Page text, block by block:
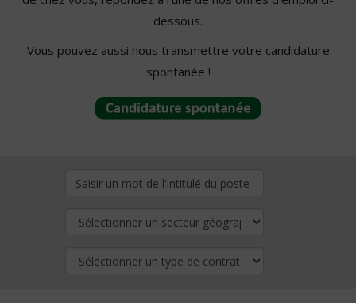
dessous.
Vous pouvez aussi nous transmettre votre candidature
spontanée !